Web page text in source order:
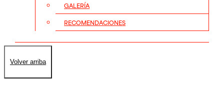
GALERÍA
RECOMENDACIONES
Volver arriba